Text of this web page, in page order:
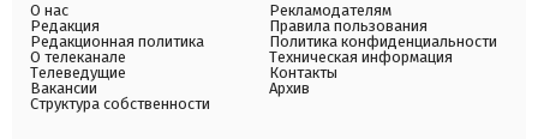
О нас
Редакция
Редакционная политика
О телеканале
Телеведущие
Вакансии
Структура собственности
Рекламодателям
Правила пользования
Политика конфиденциальности
Техническая информация
Контакты
Архив